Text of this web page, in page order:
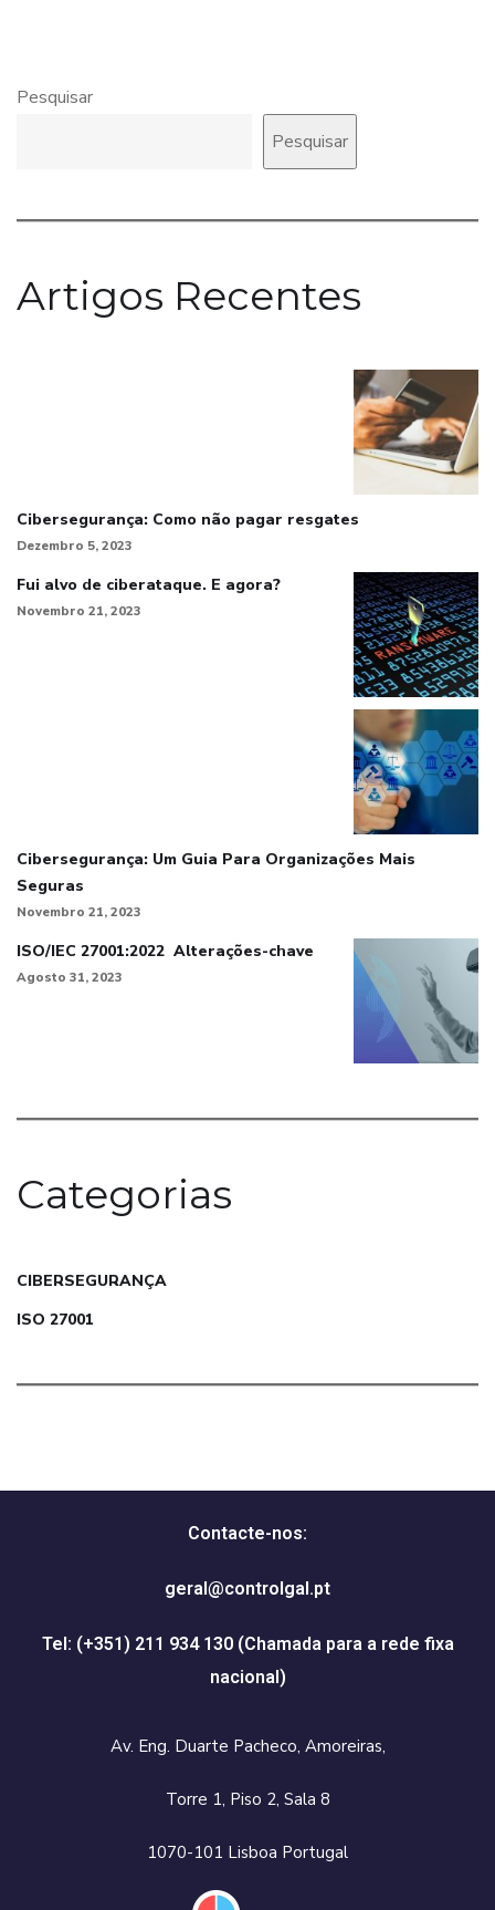
Pesquisar
Pesquisar
Artigos Recentes
Cibersegurança: Como não pagar resgates
Dezembro 5, 2023
Fui alvo de ciberataque. E agora?
Novembro 21, 2023
Cibersegurança: Um Guia Para Organizações Mais
Seguras
Novembro 21, 2023
ISO/IEC 27001:2022 Alterações-chave
Agosto 31, 2023
Categorias
CIBERSEGURANÇA
ISO 27001
Contacte-nos:
geral@controlgal.pt
Tel: (+351) 211 934 130(Chamada para a rede fixa
nacional)
Av. Eng. Duarte Pacheco, Amoreiras,
Torre 1, Piso 2, Sala 8
1070-101 Lisboa Portugal